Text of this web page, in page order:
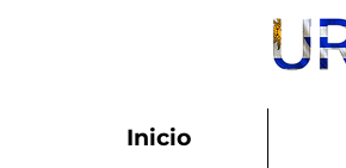
Inicio